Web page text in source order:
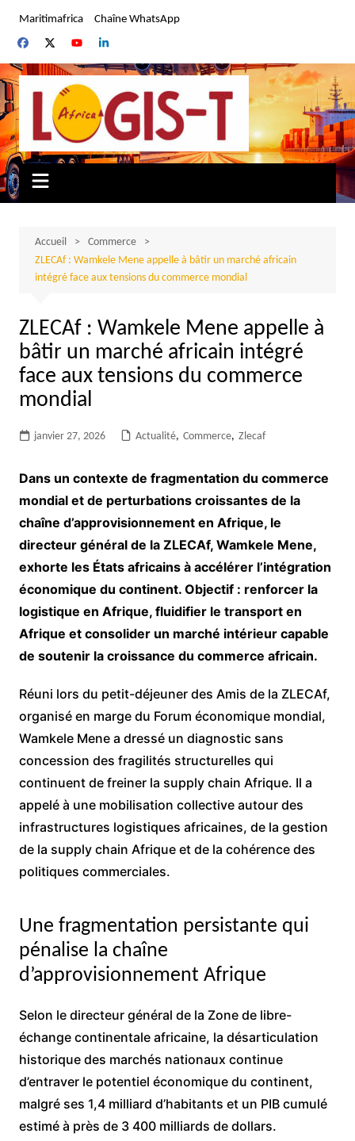
contenu
Maritimafrica Chaîne WhatsApp
Accueil
Commerce
ZLECAf : Wamkele Mene appelle à bâtir un marché africain
intégré face aux tensions du commerce mondial
ZLECAf : Wamkele Mene appelle à
bâtir un marché africain intégré
face aux tensions du commerce
mondial
janvier 27, 2026 Actualité, Commerce, Zlecaf
Dans un contexte de fragmentation du commerce
mondial et de perturbations croissantes de la
chaîne d’approvisionnement en Afrique, le
directeur général de la ZLECAf, Wamkele Mene,
exhorte les États africains à accélérer l’intégration
économique du continent. Objectif : renforcer la
logistique en Afrique, fluidifier le transport en
Afrique et consolider un marché intérieur capable
de soutenir la croissance du commerce africain.
Réuni lors du petit-déjeuner des Amis de la ZLECAf,
organisé en marge du Forum économique mondial,
Wamkele Mene a dressé un diagnostic sans
concession des fragilités structurelles qui
continuent de freiner la supply chain Afrique. Il a
appelé à une mobilisation collective autour des
infrastructures logistiques africaines, de la gestion
de la supply chain Afrique et de la cohérence des
politiques commerciales.
Une fragmentation persistante qui
pénalise la chaîne
d’approvisionnement Afrique
Selon le directeur général de la Zone de libre-
échange continentale africaine, la désarticulation
historique des marchés nationaux continue
d’entraver le potentiel économique du continent,
malgré ses 1,4 milliard d’habitants et un PIB cumulé
estimé à près de 3 400 milliards de dollars.